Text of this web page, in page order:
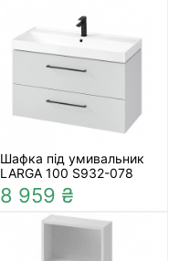
Шафка під умивальник
LARGA 100 S932-078
8 959 ₴